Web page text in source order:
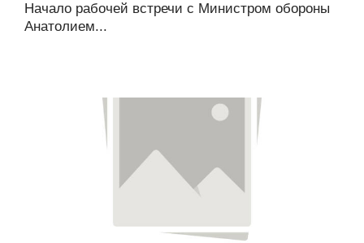
Начало рабочей встречи с Министром обороны
Анатолием...